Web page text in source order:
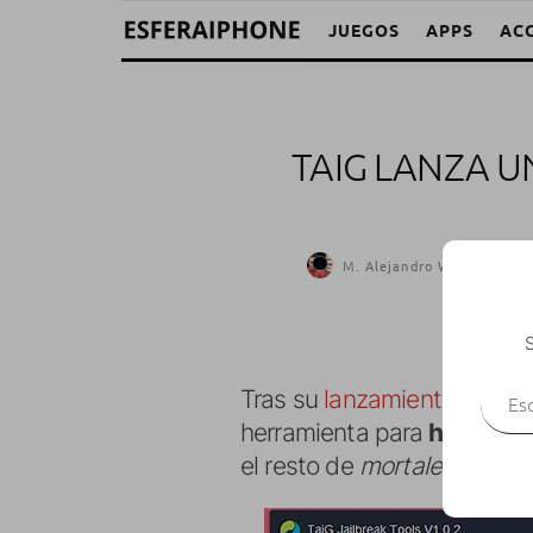
JUEGOS APPS
TAIG LANZA
M. Alejandro W. García
Tras su lanzamiento inicial
herramienta para hacer
el resto de mortales ,